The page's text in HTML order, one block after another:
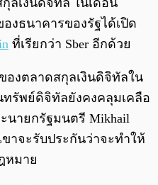
ลเงินดิจิทัล ในเดือน
องธนาคารของรัฐได้เปิด
ที่เรียกว่า Sber อีกด้วย
องตลาดสกุลเงินดิจิทัลใน
รัพย์ดิจิทัลยังคงคลุมเคลือ
นายกรัฐมนตรี Mikhail
ขาจะรับประกันว่าจะทำให้
หมาย